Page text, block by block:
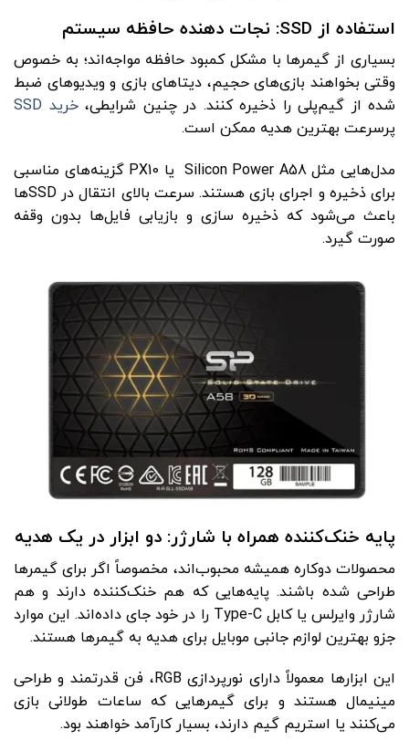
استفاده از SSD: نجات ‌دهنده حافظه سیستم
بسیاری از گیمرها با مشکل کمبود حافظه مواجه‌اند؛ به‌ خصوص
وقتی بخواهند بازی‌های حجیم، دیتاهای بازی و ویدیوهای ضبط
شده از گیم‌پلی را ذخیره کنند. در چنین شرایطی،خرید SSD
پرسرعت بهترین هدیه ممکن است.
مدل‌هایی مثل Silicon Power A58 یا PX10 گزینه‌های مناسبی
برای ذخیره و اجرای بازی هستند. سرعت بالای انتقال در SSDها
باعث می‌شود که ذخیره ‌سازی و بازیابی فایل‌ها بدون وقفه
صورت گیرد.
پایه خنک‌کننده همراه با شارژر: دو ابزار در یک هدیه
محصولات دوکاره همیشه محبوب‌اند، مخصوصاً اگر برای گیمرها
طراحی شده باشند. پایه‌هایی که هم خنک‌کننده دارند و هم
شارژر وایرلس یا کابل Type-C را در خود جای داده‌اند. این موارد
جزو بهترین لوازم جانبی موبایل برای هدیه به گیمرها هستند.
این ابزارها معمولاً دارای نورپردازی RGB، فن قدرتمند و طراحی
مینیمال هستند و برای گیمرهایی که ساعات طولانی بازی
می‌کنند یا استریم گیم دارند، بسیار کارآمد خواهند بود.